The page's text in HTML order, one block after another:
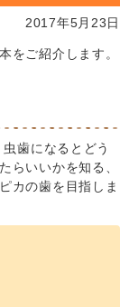
2017年5月23日
をご紹介します。
歯になるとどう
らいいかを知る、
カの歯を目指しま